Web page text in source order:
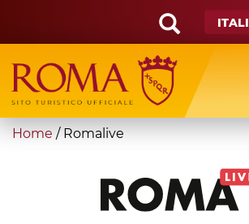
main
content
Search
form
Cerca
You
Home / Romalive